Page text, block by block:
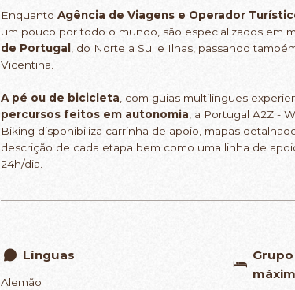
EnquantoAgência de Viagens e Operador
um pouco por todo o mundo, são especializados em
de Portugal , do Norte a Sul e Ilhas, passando
Vicentina.
A pé ou de bicicleta, com guias multilingues
percursos feitos em autonomia, a Portugal A2Z -
Biking disponibiliza carrinha de apoio, mapas
descrição de cada etapa bem como uma linha de
24h/dia.
Línguas
Alemão